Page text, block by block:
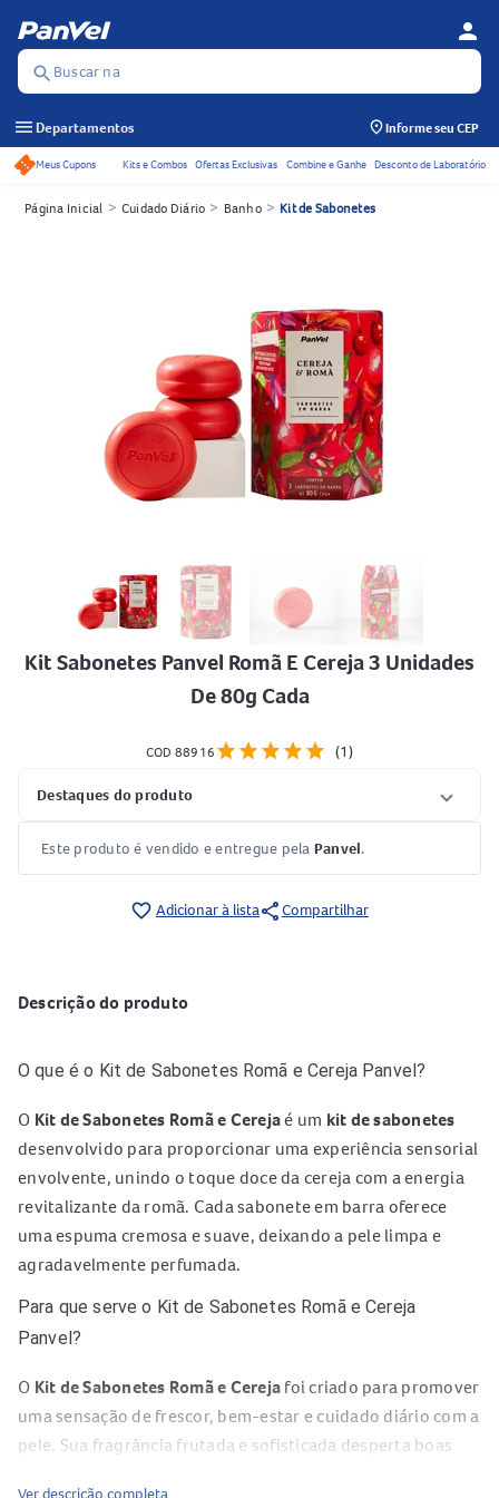
search Buscar na
person
menu Departamentos Informe seu CEP
Acessos rápidos do cabeçalho
Meus Cupons Kits e Combos Ofertas Exclusivas Combine e Ganhe Desconto de Laboratório
Página Inicial > Cuidado Diário > Banho > Kit de Sabonetes
Kit Sabonetes Panvel Romã E Cereja 3 Unidades
De 80g Cada
COD 88916 starstarstarstarstar (1)
Destaques do produto
Este produto é vendido e entregue pela Panvel.
favorite_border Adicionar à listashareCompartilhar
Descrição do produto
O que é o Kit de Sabonetes Romã e Cereja Panvel?
O Kit de Sabonetes Romã e Cerejaé um kit de sabonetes
desenvolvido para proporcionar uma experiência sensorial
envolvente, unindo o toque doce da cereja com a energia
revitalizante da romã. Cada sabonete em barra oferece
uma espuma cremosa e suave, deixando a pele limpa e
agradavelmente perfumada.
Para que serve o Kit de Sabonetes Romã e Cereja
Panvel?
O Kit de Sabonetes Romã e Cereja foi criado para promover
uma sensação de frescor, bem-estar e cuidado diário com a
pele. Sua fragrância frutada e sofisticada desperta boas
Ver descrição completa